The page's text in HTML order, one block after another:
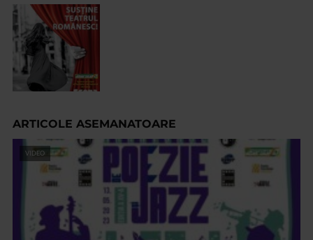
ARTICOLE ASEMANATOARE
VIDEO